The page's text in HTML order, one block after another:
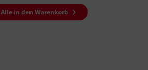
Alle in den Warenkorb